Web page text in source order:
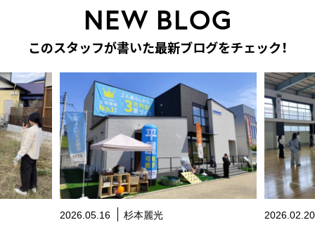
NEW BLOG
このスタッフが書いた最新ブログをチェック！
2026.05.16 杉本麗光 2026.02.20